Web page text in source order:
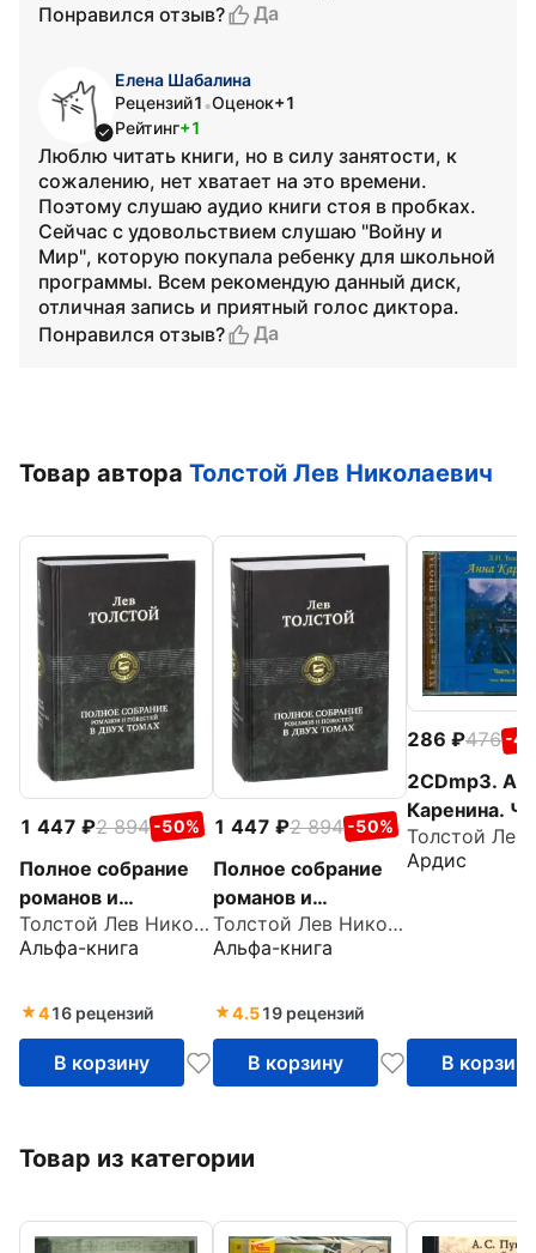
Понравился отзыв?
Да
Елена Шабалина
Рецензий1 •Оценок+1
Рейтинг+1
Люблю читать книги, но в силу занятости, к
сожалению, нет хватает на это времени.
Поэтому слушаю аудио книги стоя в пробках.
Сейчас с удовольствием слушаю "Войну и
Мир", которую покупала ребенку для школьной
программы. Всем рекомендую данный диск,
отличная запись и приятный голос диктора.
Понравился отзыв?
Да
Товар автора Толстой Лев Николаевич
1 447 2 894 -50%
Полное собрание
романов и
повестей в двух
томах. Том 1
Толстой Лев Николаевич
Альфа-книга
416 рецензий
В корзину
1 447 2 894 -50%
Полное собрание
романов и
повестей в двух
томах. Том 2
Толстой Лев Николаевич
Альфа-книга
4.519 рецензий
В корзину
286 476 -
2CDmp3.
Каренина.
8
Ардис
В корзину
Товар из категории